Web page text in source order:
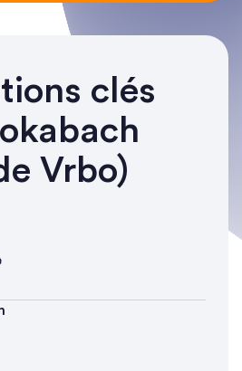
clés
Vrbo)